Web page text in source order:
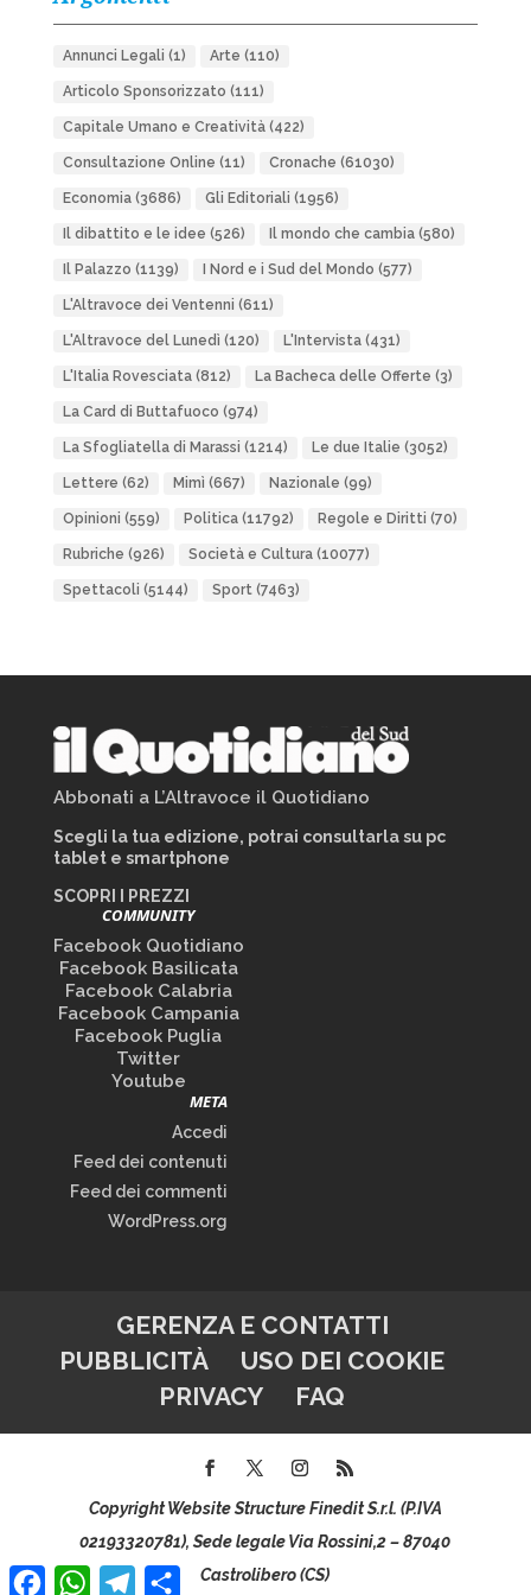
Annunci Legali (1) Arte (110)
Articolo Sponsorizzato (111)
Capitale Umano e Creatività(422)
Consultazione Online (11) Cronache (61030)
Economia(3686) Gli Editoriali (1956)
Il dibattito e le idee (526) Il mondo che cambia(580)
Il Palazzo (1139) I Nord e i Sud del Mondo (577)
L'Altravoce dei Ventenni (611)
L'Altravoce del Lunedì (120) L'Intervista(431)
L'Italia Rovesciata(812) La Bacheca delle Offerte (3)
La Card di Buttafuoco (974)
La Sfogliatella di Marassi (1214) Le due Italie (3052)
Lettere (62) Mimì (667) Nazionale (99)
Opinioni (559) Politica(11792) Regole e Diritti (70)
Rubriche (926) Società e Cultura(10077)
Spettacoli (5144) Sport(7463)
Abbonati a L’Altravoce il Quotidiano
Scegli la tua edizione, potrai consultarla su pc
tablet e smartphone
SCOPRI I PREZZI
COMMUNITY
Facebook Quotidiano
Facebook Basilicata
Facebook Calabria
Facebook Campania
Facebook Puglia
Twitter
Youtube
META
Accedi
Feed dei contenuti
Feed dei commenti
WordPress.org
GERENZA E CONTATTI
PUBBLICITÀ
USO DEI COOKIE
PRIVACY
FAQ
Copyright Website Structure Finedit S.r.l. (P.IVA
02193320781), Sede legale Via Rossini,2 – 87040
Castrolibero (CS)
Facebook
WhatsAppTelegram
Condividi